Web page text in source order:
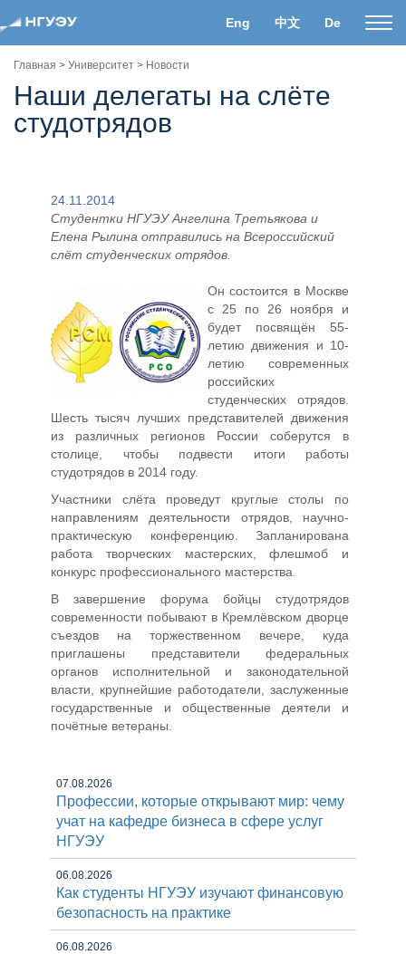
Eng 中文 De
Главная > Университет > Новости
Наши делегаты на слёте
студотрядов
24.11.2014
Студентки НГУЭУ Ангелина Третьякова и
Елена Рылина отправились на Всероссийский
слёт студенческих отрядов.
Он состоится в Москве
с 25 по 26 ноября и
будет посвящён 55-
летию движения и 10-
летию современных
российских
студенческих отрядов.
Шесть тысяч лучших представителей движения
из различных регионов России соберутся в
столице, чтобы подвести итоги работы
студотрядов в 2014 году.
Участники слёта проведут круглые столы по
направлениям деятельности отрядов, научно-
практическую конференцию. Запланирована
работа творческих мастерских, флешмоб и
конкурс профессионального мастерства.
В завершение форума бойцы студотрядов
современности побывают в Кремлёвском дворце
съездов на торжественном вечере, куда
приглашены представители федеральных
органов исполнительной и законодательной
власти, крупнейшие работодатели, заслуженные
государственные и общественные деятели и
почётные ветераны.
07.08.2026
Профессии, которые открывают мир: чему
учат на кафедре бизнеса в сфере услуг
НГУЭУ
06.08.2026
Как студенты НГУЭУ изучают финансовую
безопасность на практике
06.08.2026